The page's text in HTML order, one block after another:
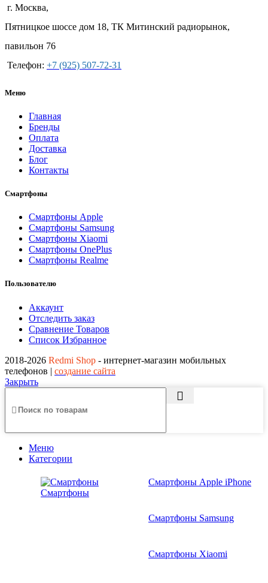
г. Москва,
Пятницкое шоссе дом 18, ТК Митинский радиорынок,
павильон 76
Телефон: +7 (925) 507-72-31
Меню
Главная
Бренды
Оплата
Доставка
Блог
Контакты
Смартфоны
Смартфоны Apple
Смартфоны Samsung
Смартфоны Xiaomi
Смартфоны OnePlus
Смартфоны Realme
Пользователю
Аккаунт
Отследить заказ
Сравнение Товаров
Список Избранное
2018-2026 Redmi Shop - интернет-магазин мобильных
телефонов | создание сайта
Закрыть
Меню
Категории
Смартфоны
Смартфоны Apple iPhone
Смартфоны Samsung
Смартфоны Xiaomi